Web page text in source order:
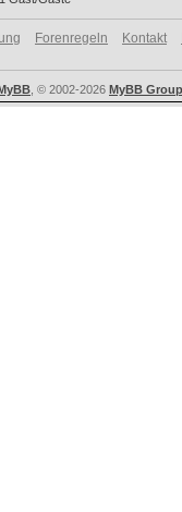
Forenregeln Kontakt
, © 2002-2026 MyBB Group